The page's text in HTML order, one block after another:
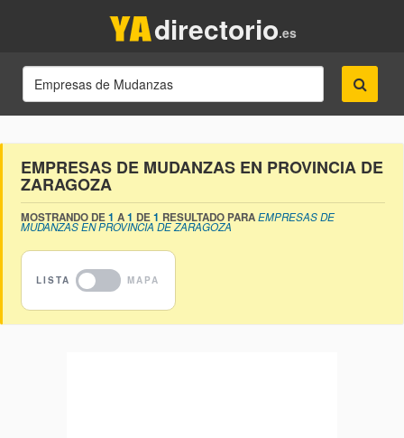
.es
directorio
EMPRESAS DE MUDANZAS EN PROVINCIA DE
ZARAGOZA
MOSTRANDO DE1 A1 DE1 RESULTADO PARAEMPRESAS DE
MUDANZAS EN PROVINCIA DE ZARAGOZA